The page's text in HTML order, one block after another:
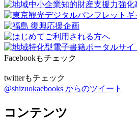
Facebookもチェック
twitterもチェック
@shizuokaebooks からのツイート
コンテンツ